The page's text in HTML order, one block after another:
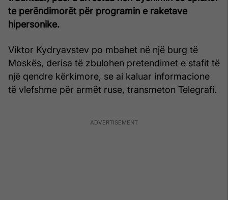
te perëndimorët për programin e raketave
hipersonike.
Viktor Kydryavstev po mbahet në një burg të
Moskës, derisa të zbulohen pretendimet e stafit të
një qendre kërkimore, se ai kaluar informacione
të vlefshme për armët ruse, transmeton Telegrafi.